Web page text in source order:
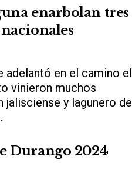
enarbolan tres
adelantó en el camino el
vinieron muchos
jalisciense y lagunero de
Durango 2024